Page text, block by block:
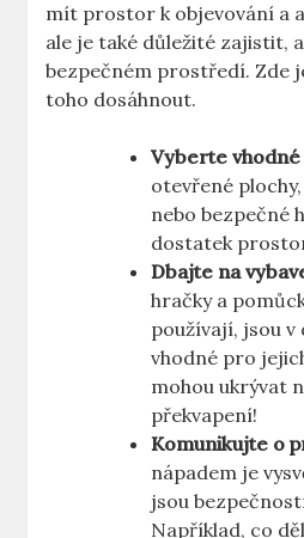
mít prostor k objevování a
ale je také důležité zajistit,
bezpečném prostředí. Zde
toho dosáhnout.
Vyberte
otevřené
nebo bezpečné
dostatek
Dbajte na
hračky a
používají, jsou v
vhodné pro
mohou ukrývat
překvapení!
Komunikujte o
nápadem je
jsou
Například, co